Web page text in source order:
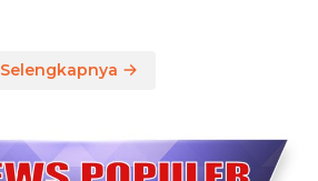
Selengkapnya